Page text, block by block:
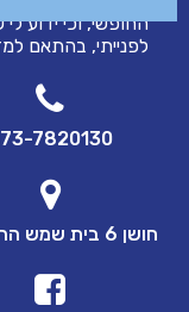
החופשי, וכי ידוע
לפנייתי, בהתאם ל
7820130
חושן 6 בית שמש הר טוב ב'